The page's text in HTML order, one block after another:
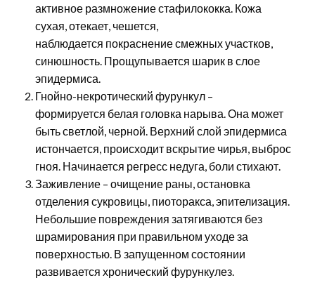
активное размножение стафилококка. Кожа
сухая, отекает, чешется,
наблюдается покраснение смежных участков,
синюшность. Прощупывается шарик в слое
эпидермиса.
Гнойно-некротический фурункул –
формируется белая головка нарыва. Она может
быть светлой, черной. Верхний слой эпидермиса
истончается, происходит вскрытие чирья, выброс
гноя. Начинается регресс недуга, боли стихают.
Заживление – очищение раны, остановка
отделения сукровицы, пиоторакса, эпителизация.
Небольшие повреждения затягиваются без
шрамирования при правильном уходе за
поверхностью. В запущенном состоянии
развивается хронический фурункулез.